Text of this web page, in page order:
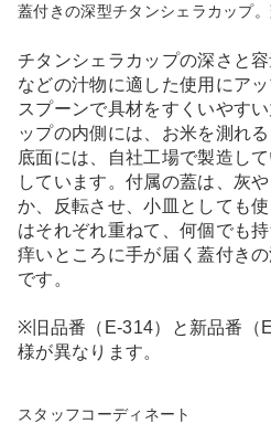
蓋付きの深型チタンシェラカップ
チタンシェラカップの深さと
などの汁物に適した使用にアッ
スプーンで具材をすくいやす
ップの内側には、お米を測れ
底面には、自社工場で製造し
しています。付属の蓋は、灰
か、反転させ、小皿としても
はそれぞれ重ねて、何個でも
痒いところに手が届く蓋付き
です。
※旧品番（E-314）と新品番（
様が異なります。
スタッフコーディネート